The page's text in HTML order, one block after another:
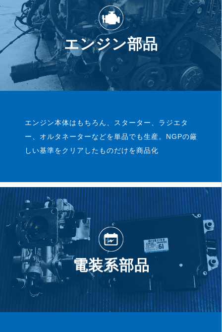
エンジン部品
エンジン本体はもちろん、スターター、ラジエタ
ー、オルタネーターなどを単品でも生産。NGPの厳
しい基準をクリアしたものだけを商品化
電装系部品